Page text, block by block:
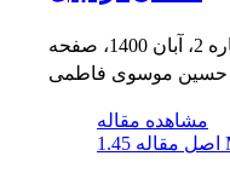
حسین موسوی فاطمی
مشاهده مقاله
اصل مقاله